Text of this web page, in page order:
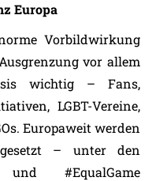
Europa
Vorbildwirkung
vor allem
wichtig – Fans,
LGBT-Vereine,
Europaweit werden
– unter den
und #EqualGame